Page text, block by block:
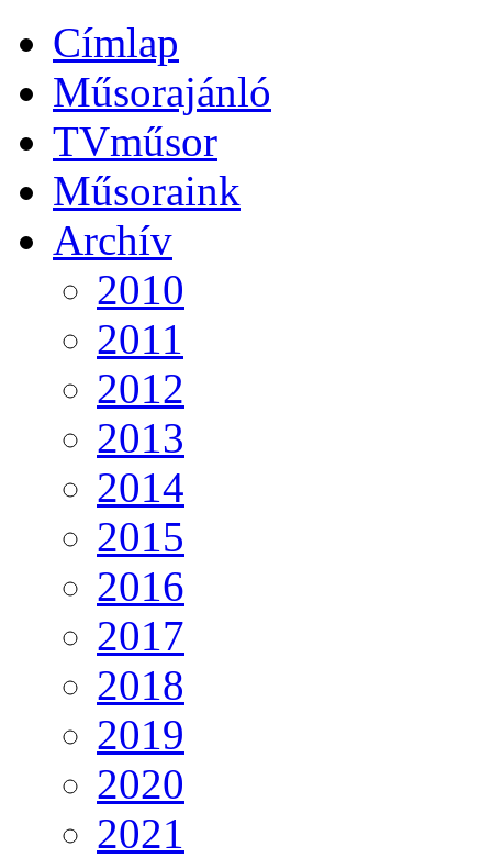
Címlap
Műsorajánló
TVműsor
Műsoraink
Archív
2010
2011
2012
2013
2014
2015
2016
2017
2018
2019
2020
2021